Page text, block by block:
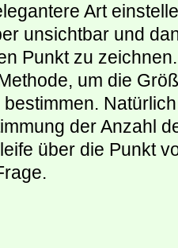
Art
unsichtbar und
Punkt zu
um die
der Anzahl
über die Punkt